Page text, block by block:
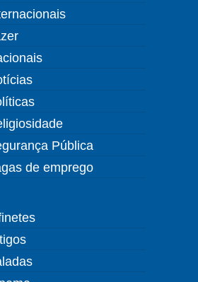
Pública
de emprego